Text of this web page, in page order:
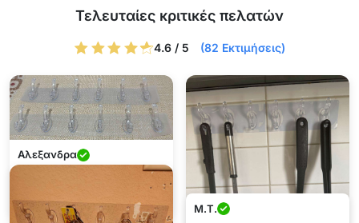
Τελευταίες κριτικές πελατών
4.6 / 5 (82 Εκτιμήσεις)
Αλεξανδρα
Τέλεια! Πολύ πρακτική.
M.T.